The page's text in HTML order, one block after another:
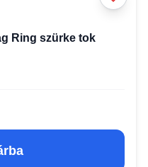
Ring szürke tok